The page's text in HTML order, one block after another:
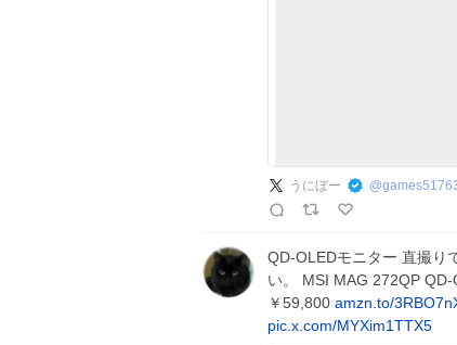
うにぼー @
QD-OLEDモニター 直撮り
い。 MSI MAG 272QP
￥59,800 amzn.to/
pic.x.com/MYXim1TTX5